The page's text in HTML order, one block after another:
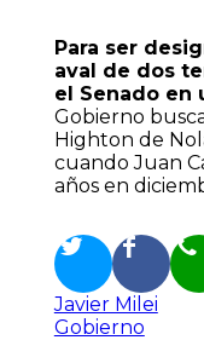
Para ser
aval de dos
el Senado en
Gobierno
Highton de
cuando Juan
años en
Javier Milei
Gobierno